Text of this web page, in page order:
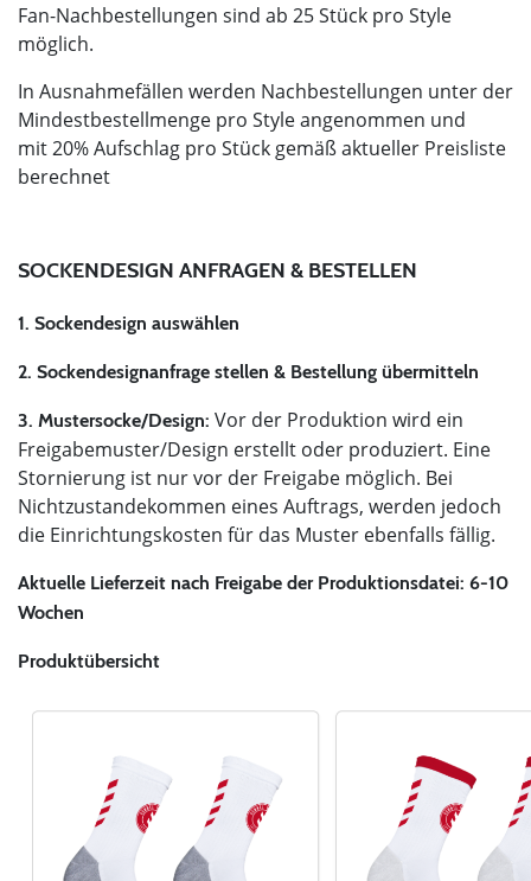
Fan-Nachbestellungen sind ab 25 Stück pro Style
möglich.
In Ausnahmefällen werden Nachbestellungen unter der
Mindestbestellmenge pro Style angenommen und
mit 20% Aufschlag pro Stück gemäß aktueller Preisliste
berechnet
SOCKENDESIGN ANFRAGEN & BESTELLEN
1. Sockendesign auswählen
2. Sockendesignanfrage stellen & Bestellung übermitteln
3. Mustersocke/Design: Vor der Produktion wird ein
Freigabemuster/Design erstellt oder produziert. Eine
Stornierung ist nur vor der Freigabe möglich. Bei
Nichtzustandekommen eines Auftrags, werden jedoch
die Einrichtungskosten für das Muster ebenfalls fällig.
Aktuelle Lieferzeit nach Freigabe der Produktionsdatei: 6-10
Wochen
Produktübersicht